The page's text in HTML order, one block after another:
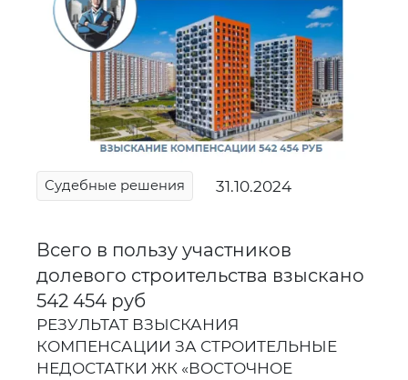
Судебные решения 31.10.2024
Всего в пользу участников
долевого строительства взыскано
542 454 руб
РЕЗУЛЬТАТ ВЗЫСКАНИЯ
КОМПЕНСАЦИИ ЗА СТРОИТЕЛЬНЫЕ
НЕДОСТАТКИ ЖК «ВОСТОЧНОЕ